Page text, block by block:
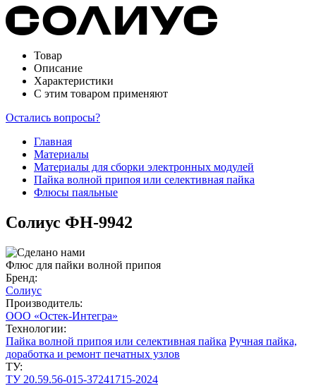
Товар
Описание
Характеристики
С этим товаром применяют
Остались вопросы?
Главная
Материалы
Материалы для сборки электронных модулей
Пайка волной припоя или селективная пайка
Флюсы паяльные
Солиус ФН-9942
Флюс для пайки волной припоя
Бренд:
Солиус
Производитель:
ООО «Остек-Интегра»
Технологии:
Пайка волной припоя или селективная пайка Ручная пайка,
доработка и ремонт печатных узлов
ТУ:
ТУ 20.59.56-015-37241715-2024